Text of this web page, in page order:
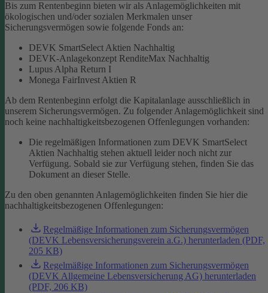
Bis zum Rentenbeginn bieten wir als Anlagemöglichkeiten mit
ökologischen und/oder sozialen Merkmalen unser
Sicherungsvermögen sowie folgende Fonds an:
DEVK SmartSelect Aktien Nachhaltig
DEVK-Anlagekonzept RenditeMax Nachhaltig
Lupus Alpha Return I
Monega FairInvest Aktien R
Ab dem Rentenbeginn erfolgt die Kapitalanlage ausschließlich in
unserem Sicherungsvermögen. Zu folgender Anlagemöglichkeit sind
noch keine nachhaltigkeitsbezogenen Offenlegungen vorhanden:
Die regelmäßigen Informationen zum DEVK SmartSelect
Aktien Nachhaltig stehen aktuell leider noch nicht zur
Verfügung. Sobald sie zur Verfügung stehen, finden Sie das
Dokument an dieser Stelle.
Zu den oben genannten Anlagemöglichkeiten finden Sie hier die
nachhaltigkeitsbezogenen Offenlegungen:
Regelmäßige Informationen zum Sicherungsvermögen
(DEVK Lebensversicherungsverein a.G.) herunterladen (PDF,
205 KB)
Regelmäßige Informationen zum Sicherungsvermögen
(DEVK Allgemeine Lebensversicherung AG) herunterladen
(PDF, 206 KB)